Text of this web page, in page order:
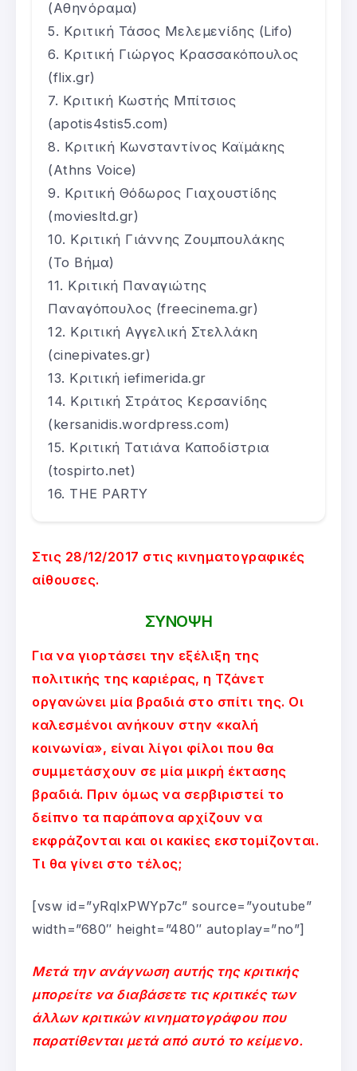
(Αθηνόραμα)
Κριτική Τάσος Μελεμενίδης (Lifo)
Κριτική Γιώργος Κρασσακόπουλος
(flix.gr)
Κριτική Κωστής Μπίτσιος
(apotis4stis5.com)
Κριτική Κωνσταντίνος Καϊμάκης
(Athns Voice)
Κριτική Θόδωρος Γιαχουστίδης
(moviesltd.gr)
Κριτική Γιάννης Ζουμπουλάκης
(Το Βήμα)
Κριτική Παναγιώτης
Παναγόπουλος (freecinema.gr)
Κριτική Αγγελική Στελλάκη
(cinepivates.gr)
Κριτική iefimerida.gr
Κριτική Στράτος Κερσανίδης
(kersanidis.wordpress.com)
Κριτική Τατιάνα Καποδίστρια
(tospirto.net)
THE PARTY
Στις 28/12/2017 στις κινηματογραφικές
αίθουσες.
ΣΥΝΟΨΗ
Για να γιορτάσει την εξέλιξη της
πολιτικής της καριέρας, η Τζάνετ
οργανώνει μία βραδιά στο σπίτι της. Οι
καλεσμένοι ανήκουν στην «καλή
κοινωνία», είναι λίγοι φίλοι που θα
συμμετάσχουν σε μία μικρή έκτασης
βραδιά. Πριν όμως να σερβιριστεί το
δείπνο τα παράπονα αρχίζουν να
εκφράζονται και οι κακίες εκστομίζονται.
Τι θα γίνει στο τέλος;
[vsw id=”yRqlxPWYp7c” source=”youtube”
width=”680″ height=”480″ autoplay=”no”]
Μετά την ανάγνωση αυτής της κριτικής
μπορείτε να διαβάσετε τις κριτικές των
άλλων κριτικών κινηματογράφου που
παρατίθενται μετά από αυτό το κείμενο.